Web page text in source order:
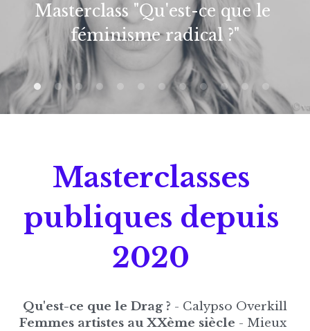
Masterclass "Qu'est-ce que le
féminisme radical ?"
Masterclasses
publiques depuis
2020
Qu'est-ce que le Drag ? - Calypso Overkill
Femmes artistes au XXème siècle - Mieux